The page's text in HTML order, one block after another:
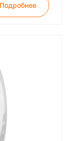
Подробнее